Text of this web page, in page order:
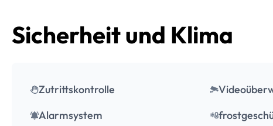
Sicherheit und Klima
Zutrittskontrolle
Alarmsystem